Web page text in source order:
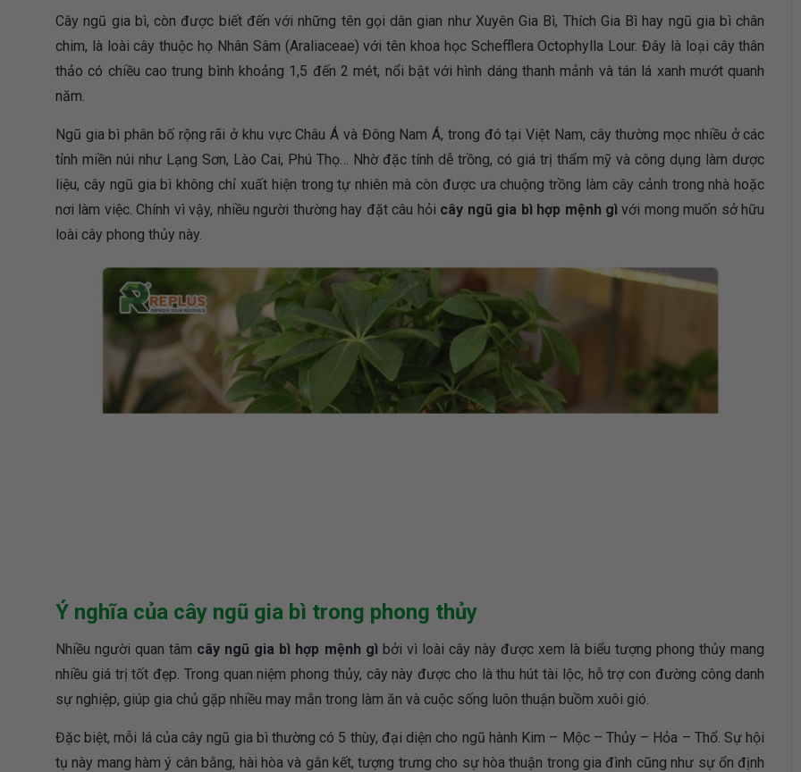
Cây ngũ gia bì, còn được biết đến với những tên gọi dân gian như Xuyên Gia Bì, Thích Gia Bì hay ngũ gia bì chân
chim, là loài cây thuộc họ Nhân Sâm (Araliaceae) với tên khoa học Schefflera Octophylla Lour. Đây là loại cây thân
thảo có chiều cao trung bình khoảng 1,5 đến 2 mét, nổi bật với hình dáng thanh mảnh và tán lá xanh mướt quanh
năm.
Ngũ gia bì phân bố rộng rãi ở khu vực Châu Á và Đông Nam Á, trong đó tại Việt Nam, cây thường mọc nhiều ở các
tỉnh miền núi như Lạng Sơn, Lào Cai, Phú Thọ… Nhờ đặc tính dễ trồng, có giá trị thẩm mỹ và công dụng làm dược
liệu, cây ngũ gia bì không chỉ xuất hiện trong tự nhiên mà còn được ưa chuộng trồng làm cây cảnh trong nhà hoặc
nơi làm việc. Chính vì vậy, nhiều người thường hay đặt câu hỏi cây ngũ gia bì hợp mệnh gì với mong muốn sở hữu
loài cây phong thủy này.
Ý nghĩa của cây ngũ gia bì trong phong thủy
Nhiều người quan tâm cây ngũ gia bì hợp mệnh gì bởi vì loài cây này được xem là biểu tượng phong thủy mang
nhiều giá trị tốt đẹp. Trong quan niệm phong thủy, cây này được cho là thu hút tài lộc, hỗ trợ con đường công danh
sự nghiệp, giúp gia chủ gặp nhiều may mắn trong làm ăn và cuộc sống luôn thuận buồm xuôi gió.
Đặc biệt, mỗi lá của cây ngũ gia bì thường có 5 thùy, đại diện cho ngũ hành Kim – Mộc – Thủy – Hỏa – Thổ. Sự hội
tụ này mang hàm ý cân bằng, hài hòa và gắn kết, tượng trưng cho sự hòa thuận trong gia đình cũng như sự ổn định